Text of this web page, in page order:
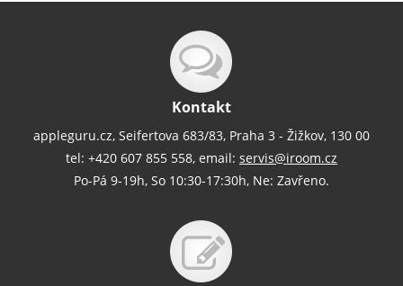
Kontakt
appleguru.cz, Seifertova 683/83, Praha 3 - Žižkov, 130 00
tel: +420 607 855 558, email: servis@iroom.cz
Po-Pá 9-19h, So 10:30-17:30h, Ne: Zavřeno.